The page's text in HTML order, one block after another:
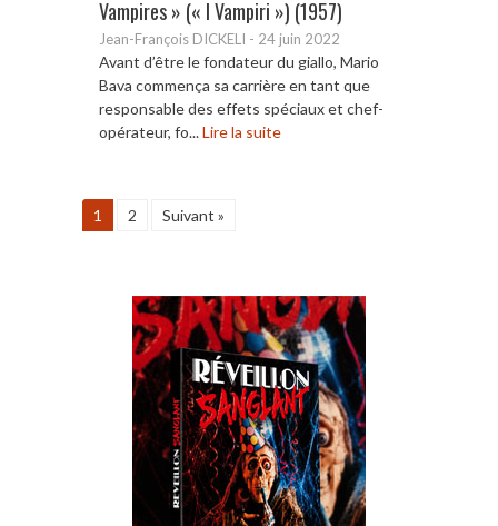
Vampires » (« I Vampiri ») (1957)
Jean-François DICKELI - 24 juin 2022
Avant d’être le fondateur du giallo, Mario
Bava commença sa carrière en tant que
responsable des effets spéciaux et chef-
opérateur, fo...Lire la suite
1 2 Suivant »